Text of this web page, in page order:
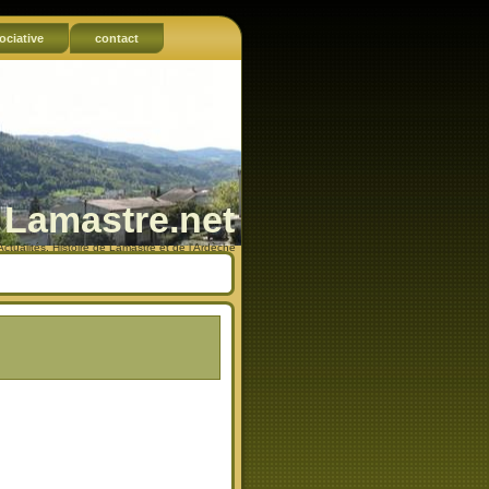
contact
Lamastre.net
Histoire de Lamastre et de l'Ardèche